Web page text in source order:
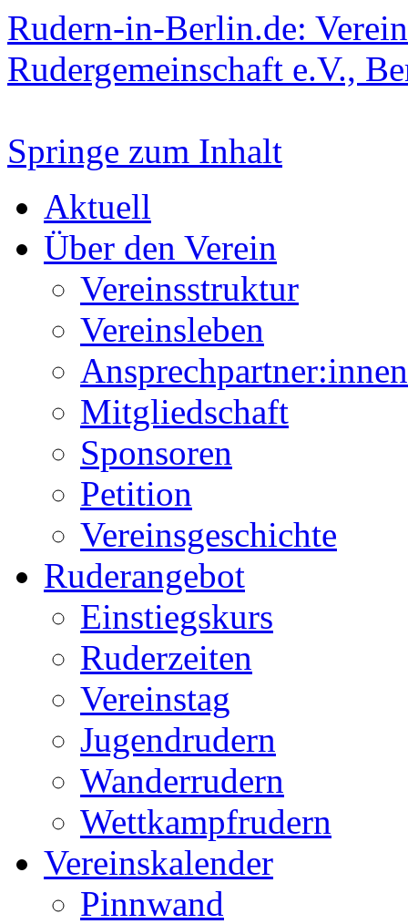
Rudern-in-Berlin.de:
Rudergemeinschaft e.V.,
Springe zum Inhalt
Aktuell
Über den Verein
Vereinsstruktur
Vereinsleben
Ansprechpartner:innen
Mitgliedschaft
Sponsoren
Petition
Vereinsgeschichte
Ruderangebot
Einstiegskurs
Ruderzeiten
Vereinstag
Jugendrudern
Wanderrudern
Wettkampfrudern
Vereinskalender
Pinnwand